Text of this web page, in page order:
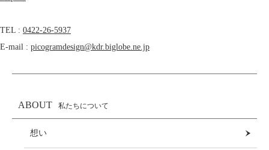
TEL : 0422-26-5937
E-mail : picogramdesign@kdr.biglobe.ne.jp
ABOUT 私たちについて
想い